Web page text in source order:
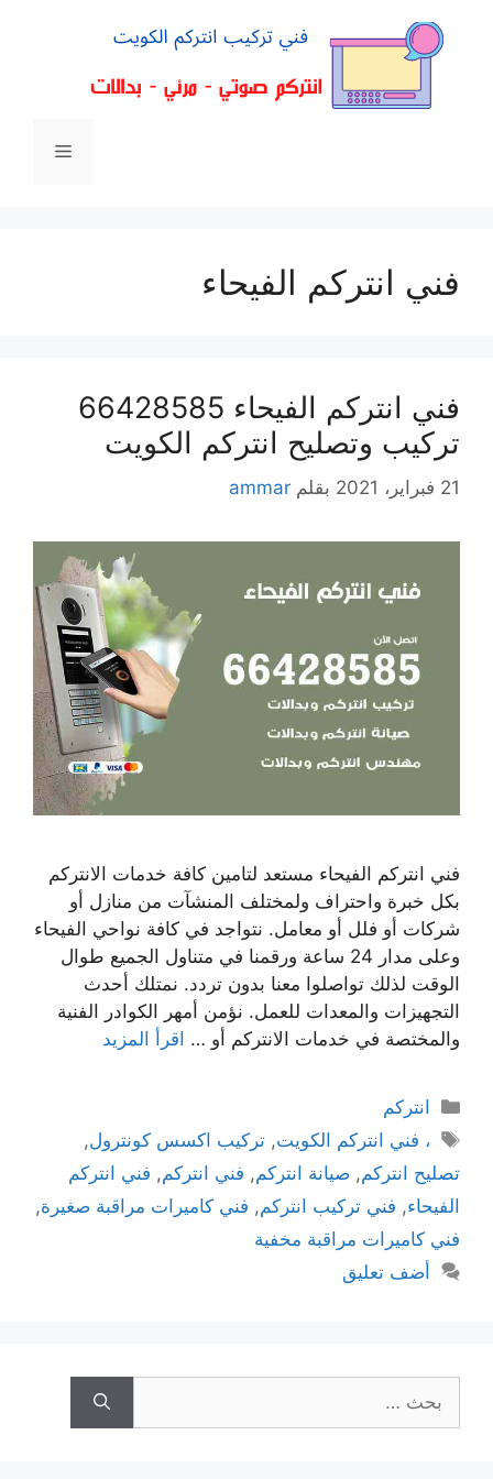
فني انتركم الفيحاء
فني انتركم الفيحاء 66428585
تركيب وتصليح انتركم الكويت
21 فبراير، 2021 بقلم ammar
فني انتركم الفيحاء مستعد لتامين كافة خدمات الانتركم
بكل خبرة واحتراف ولمختلف المنشآت من منازل أو
شركات أو فلل أو معامل. نتواجد في كافة نواحي الفيحاء
وعلى مدار 24 ساعة ورقمنا في متناول الجميع طوال
الوقت لذلك تواصلوا معنا بدون تردد. نمتلك أحدث
التجهيزات والمعدات للعمل. نؤمن أمهر الكوادر الفنية
والمختصة في خدمات الانتركم أو … اقرأ المزيد
انتركم
، فني انتركم الكويت,تركيب اكسس كونترول,
تصليح انتركم, صيانة انتركم, فني انتركم, فني انتركم
الفيحاء, فني تركيب انتركم, فني كاميرات مراقبة صغيرة,
فني كاميرات مراقبة مخفية
أضف تعليق